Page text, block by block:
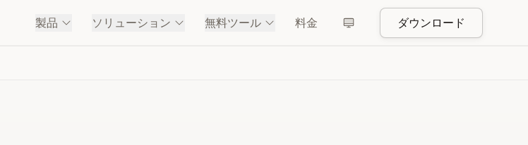
製品 ソリューション 無料ツール 料金 ダウンロード